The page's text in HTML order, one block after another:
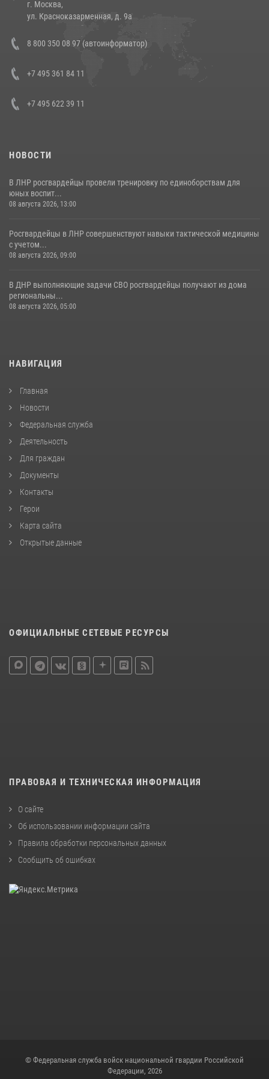
14 июля 2026, 12:20
Состоялась рабочая встреча директора Росгвардии Героя России
генерала армии Виктора Золотова с заместителем полномочного
представителя Президента Российской Федерации в Северо-
Кавказском федеральном округе Виталием Кузнецовым
г. Москва,
ул. Красноказарменная, д. 9а
8 800 350 08 97 (автоинформатор)
+7 495 361 84 11
+7 495 622 39 11
НОВОСТИ
В ЛНР росгвардейцы провели тренировку по единоборствам для
юных воспит...
08 августа 2026, 13:00
Росгвардейцы в ЛНР совершенствуют навыки тактической медицины
с учетом...
08 августа 2026, 09:00
В ДНР выполняющие задачи СВО росгвардейцы получают из дома
региональны...
08 августа 2026, 05:00
НАВИГАЦИЯ
Главная
Новости
Федеральная служба
Деятельность
Для граждан
Документы
Контакты
Герои
Карта сайта
Открытые данные
ОФИЦИАЛЬНЫЕ СЕТЕВЫЕ РЕСУРСЫ
ПРАВОВАЯ И ТЕХНИЧЕСКАЯ ИНФОРМАЦИЯ
О сайте
Об использовании информации сайта
Правила обработки персональных данных
Сообщить об ошибках
© Федеральная служба войск национальной гвардии Российской
Федерации, 2026